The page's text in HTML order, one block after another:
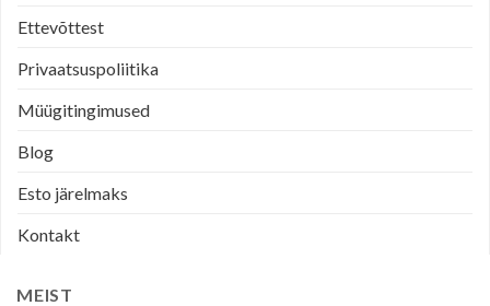
Ettevõttest
Privaatsuspoliitika
Müügitingimused
Blog
Esto järelmaks
Kontakt
MEIST